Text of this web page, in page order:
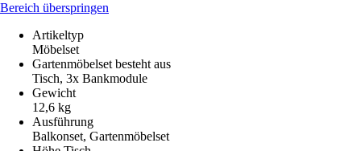
Bereich überspringen
Artikeltyp
Möbelset
Gartenmöbelset besteht aus
Tisch, 3x Bankmodule
Gewicht
12,6 kg
Ausführung
Balkonset, Gartenmöbelset